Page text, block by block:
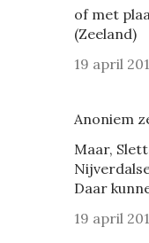
of met
(Zeeland)
19 april
Anoniem
Maar,
Daar
19 april